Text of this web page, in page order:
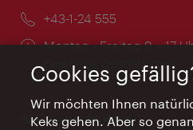
Telefon:
+43-1-24 555
Öffnungszeiten:
Montag - Freitag 9 – 17
Feiertags geschlossen
AI Concierge Wien
Cookies
Wir möchten Ihnen
Keks gehen. Aber so